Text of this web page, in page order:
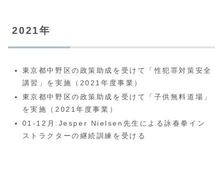
2021年
東京都中野区の政策助成を受けて「性犯罪対策安全
講習」を実施（2021年度事業）
東京都中野区の政策助成を受けて「子供無料道場」
を実施（2021年度事業）
01-12月:Jesper Nielsen先生による詠春拳イン
ストラクターの継続訓練を受ける